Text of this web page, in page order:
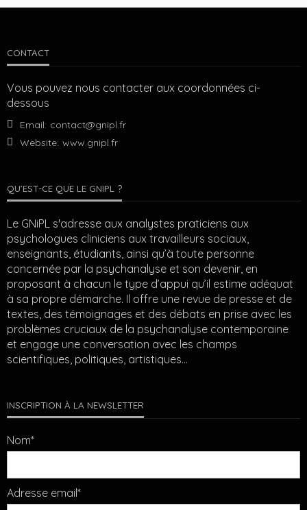
CONTACT
Vous pouvez nous contacter aux coordonnées ci-
dessous
Email: contact@gnipl.fr
Website: www.gnipl.fr
QU’EST-CE QUE LE GNIPL ?
Le GNiPL s'adresse aux analystes praticiens aux
psychologues cliniciens aux travailleurs sociaux,
enseignants, étudiants, ainsi qu’à toute personne
concernée par la psychanalyse et son devenir, en
proposant à chacun le type d’appui qu’il estime adéquat
à sa propre démarche. Il offre une revue de presse et de
textes, des témoignages et des débats en prise avec les
problèmes cruciaux de la psychanalyse contemporaine
et engage une conversation avec les champs
scientifiques, politiques, artistiques…
INSCRIPTION À LA NEWSLETTER
Nom*
Adresse email*